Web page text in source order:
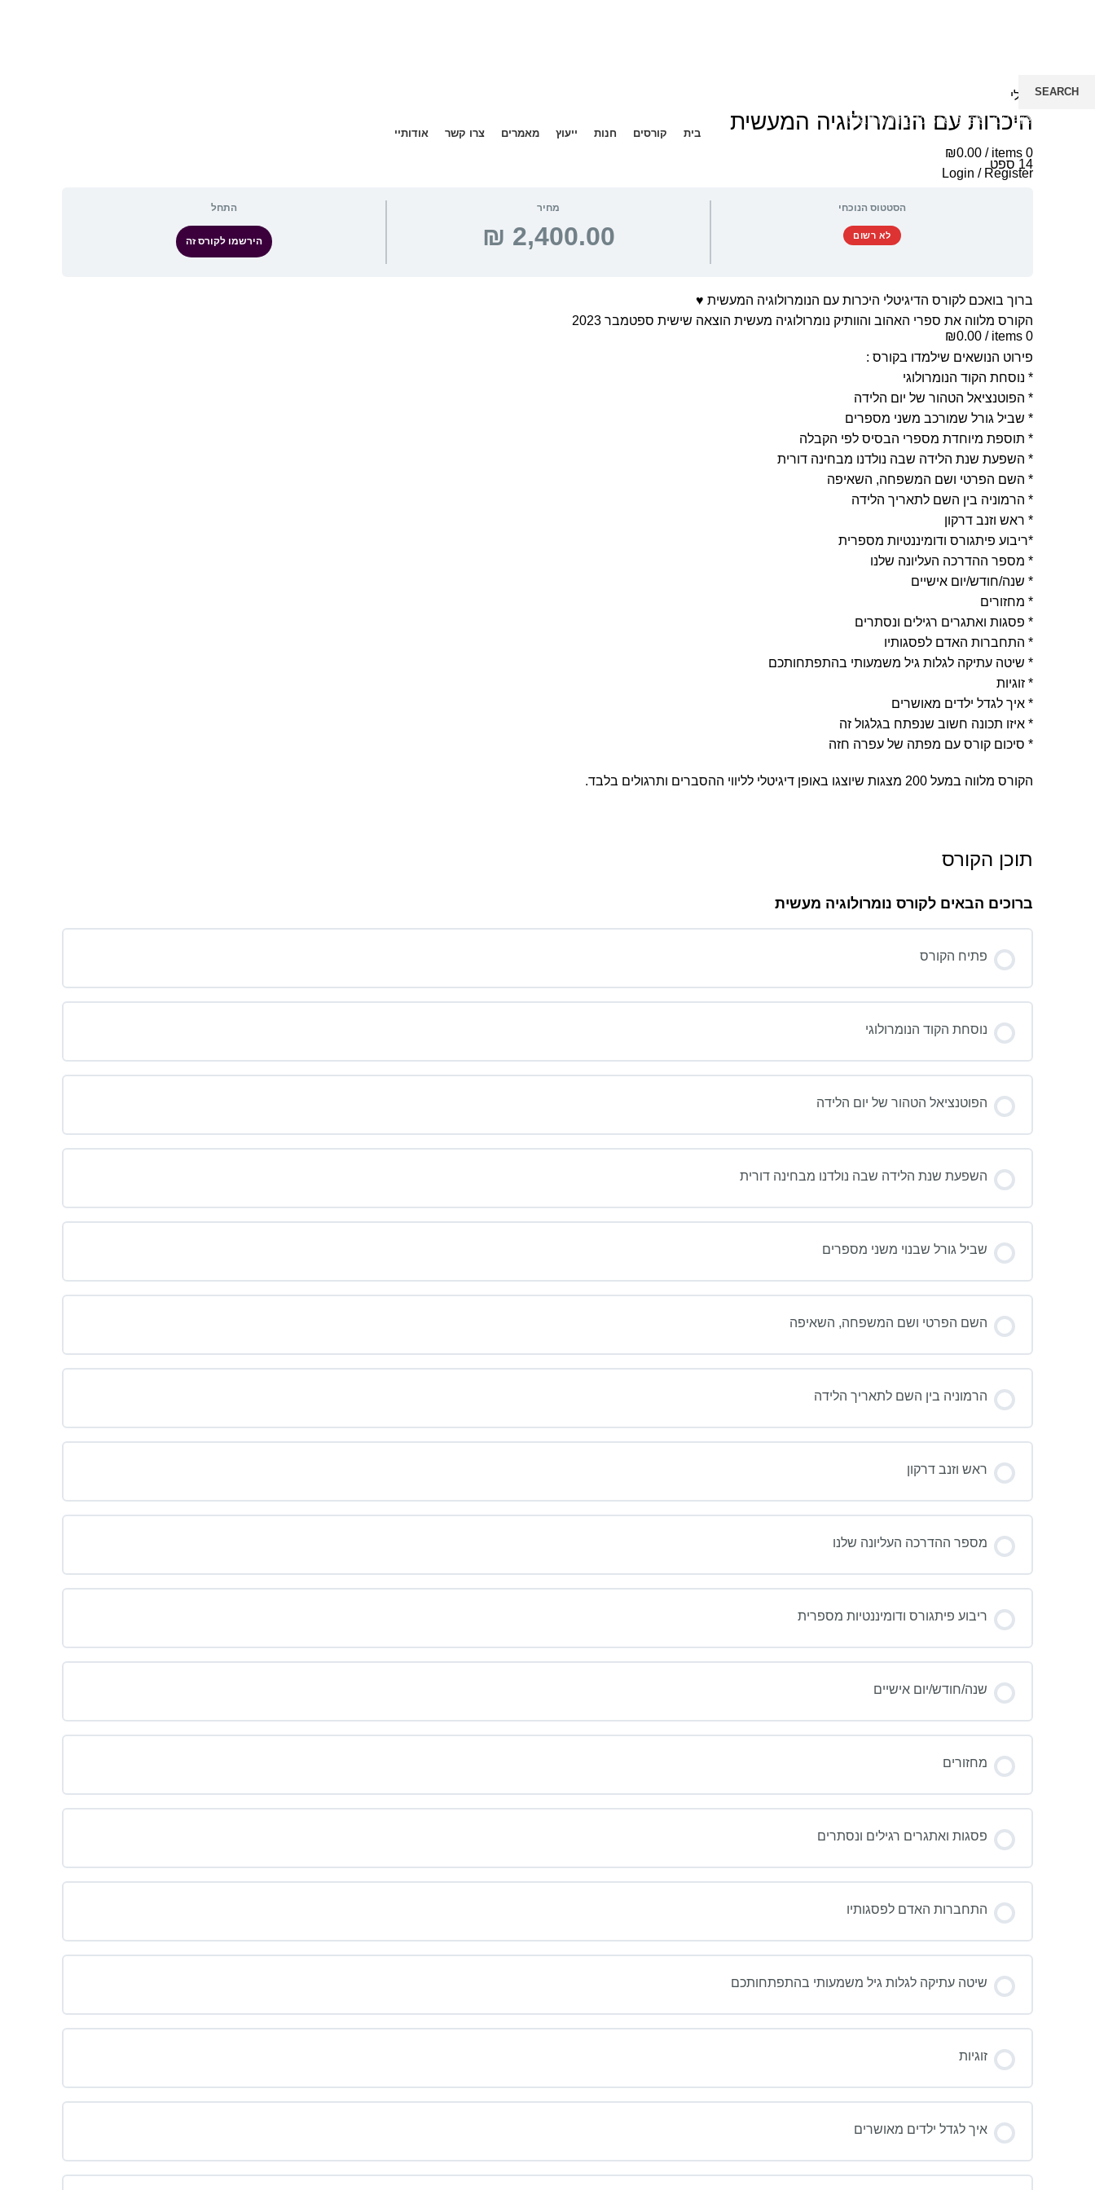
בית קורסים חנות ייעוץ מאמרים צרו קשר אודותיי
0
items
/
₪0.00
Login / Register
0
items
/
₪0.00
כללי
היכרות עם הנומרולוגיה המעשית
14 ספט
הסטטוס הנוכחי
לא רשום
מחיר התחל
הירשמו לקורס זה
ברוך בואכם לקורס הדיגיטלי היכרות עם הנומרולוגיה המעשית ♥
הקורס מלווה את ספרי האהוב והוותיק נומרולוגיה מעשית הוצאה שישית ספטמבר 2023
פירוט הנושאים שילמדו בקורס :
* נוסחת הקוד הנומרולוגי
* הפוטנציאל הטהור של יום הלידה
* שביל גורל שמורכב משני מספרים
* תוספת מיוחדת מספרי הבסיס לפי הקבלה
* השפעת שנת הלידה שבה נולדנו מבחינה דורית
* השם הפרטי ושם המשפחה, השאיפה
* הרמוניה בין השם לתאריך הלידה
* ראש וזנב דרקון
*ריבוע פיתגורס ודומיננטיות מספרית
* מספר ההדרכה העליונה שלנו
* שנה/חודש/יום אישיים
* מחזורים
* פסגות ואתגרים רגילים ונסתרים
* התחברות האדם לפסגותיו
* שיטה עתיקה לגלות גיל משמעותי בהתפתחותכם
* זוגיות
* איך לגדל ילדים מאושרים
* איזו תכונה חשוב שנפתח בגלגול זה
* סיכום קורס עם מפתה של עפרה חזה
הקורס מלווה במעל 200 מצגות שיוצגו באופן דיגיטלי לליווי ההסברים ותרגולים בלבד.
תוכן הקורס
ברוכים הבאים לקורס נומרולוגיה מעשית
פתיח הקורס
נוסחת הקוד הנומרולוגי
הפוטנציאל הטהור של יום הלידה
השפעת שנת הלידה שבה נולדנו מבחינה דורית
שביל גורל שבנוי משני מספרים
השם הפרטי ושם המשפחה, השאיפה
הרמוניה בין השם לתאריך הלידה
ראש וזנב דרקון
מספר ההדרכה העליונה שלנו
ריבוע פיתגורס ודומיננטיות מספרית
שנה/חודש/יום אישיים
מחזורים
פסגות ואתגרים רגילים ונסתרים
התחברות האדם לפסגותיו
שיטה עתיקה לגלות גיל משמעותי בהתפתחותכם
זוגיות
איך לגדל ילדים מאושרים
SEARCH
Start typing to see posts you are looking for.